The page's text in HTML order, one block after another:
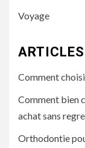
Voyage
Comment
Comment bien
achat sans
Orthodontie